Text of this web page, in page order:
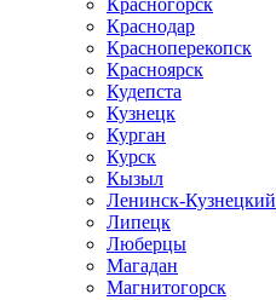
Красногорск
Краснодар
Красноперекопск
Красноярск
Кудепста
Кузнецк
Курган
Курск
Кызыл
Ленинск-Кузнецкий
Липецк
Люберцы
Магадан
Магнитогорск